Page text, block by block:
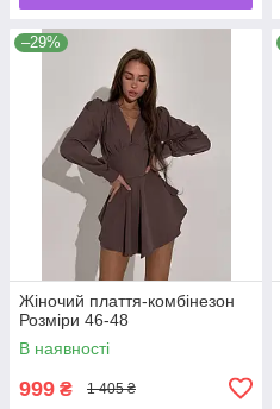
–29%
Жіночий плаття-комбінезон
Розміри 46-48
В наявності
999 ₴ 1 405 ₴